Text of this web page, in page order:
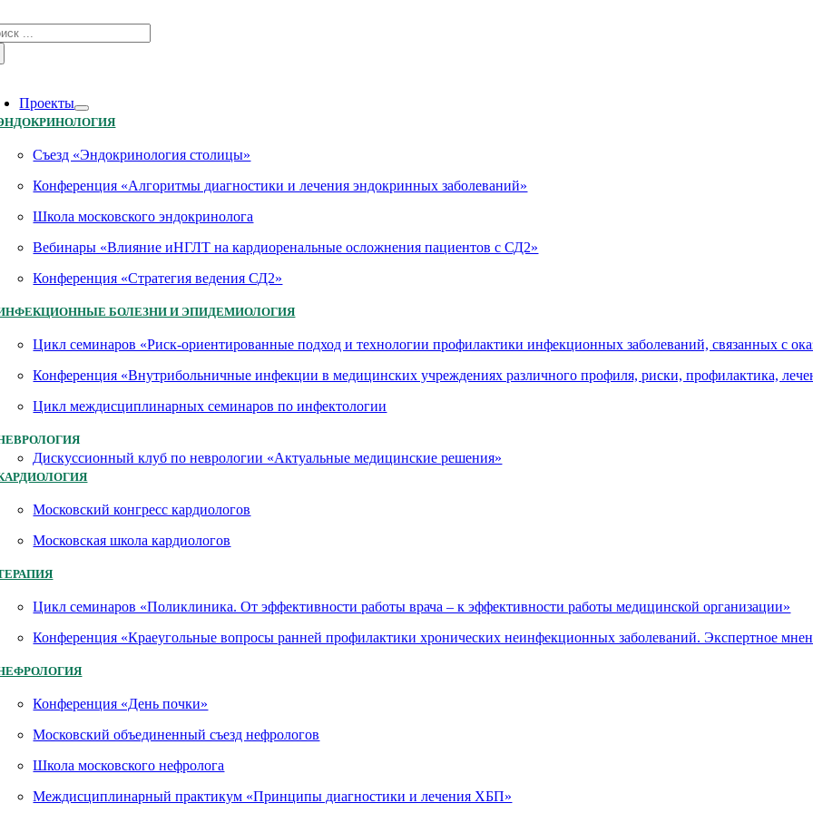
to
content
Проекты
Съезд «Эндокринология столицы»
Конференция «Алгоритмы диагностики и лечения эндокринных заболеваний»
Школа московского эндокринолога
Вебинары «Влияние иНГЛТ на кардиоренальные осложнения пациентов с СД2»
Конференция «Стратегия ведения СД2»
БОЛЕЗНИ И ЭПИДЕМИОЛОГИЯ
Цикл семинаров «Риск-ориентированные подход и технологии профилактики инфекционных заболеваний, связанных с
Конференция «Внутрибольничные инфекции в медицинских учреждениях различного профиля, риски, профилактика,
Цикл междисциплинарных семинаров по инфектологии
Дискуссионный клуб по неврологии «Актуальные медицинские решения»
Московский конгресс кардиологов
Московская школа кардиологов
Цикл семинаров «Поликлиника. От эффективности работы врача – к эффективности работы медицинской организации»
Конференция «Краеугольные вопросы ранней профилактики хронических неинфекционных заболеваний. Экспертное
Конференция «День почки»
Московский объединенный съезд нефрологов
Школа московского нефролога
Междисциплинарный практикум «Принципы диагностики и лечения ХБП»